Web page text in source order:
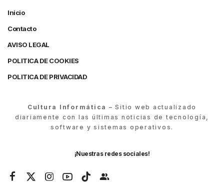
Inicio
Contacto
AVISO LEGAL
POLITICA DE COOKIES
POLITICA DE PRIVACIDAD
Cultura Informática – Sitio web actualizado
diariamente con las últimas noticias de tecnología,
software y sistemas operativos.
¡Nuestras redes sociales!